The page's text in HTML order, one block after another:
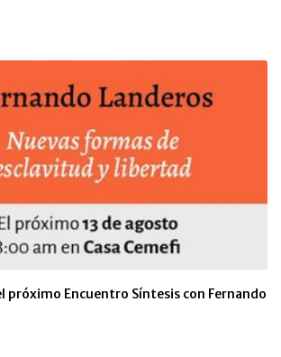
próximo Encuentro Síntesis con Fernando